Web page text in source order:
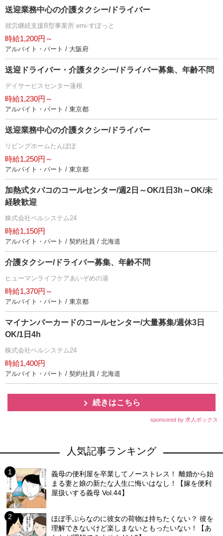
送迎業務中心の介護タクシー/ドライバー
就労継続支援B型事業所 emi-すぽっと
時給1,200円～
アルバイト・パート / 大阪府
送迎ドライバー・介護タクシー/ドライバー募集、年齢不問
デイサービスセンター蓮根
時給1,230円～
アルバイト・パート / 東京都
送迎業務中心の介護タクシー/ドライバー
リビングホームたんぽぽ
時給1,250円～
アルバイト・パート / 東京都
加熱式タバコのコールセンター/週2日～OK/1日3h～OK/未
経験歓迎
株式会社ベルシステム24
時給1,150円
アルバイト・パート / 契約社員 / 北海道
介護タクシー/ドライバー募集、年齢不問
ヒューマンライフケアあいぞめの湯
時給1,370円～
アルバイト・パート / 東京都
マイナンバーカードのコールセンター/大量募集/週休3日
OK/1日4h
株式会社ベルシステム24
時給1,400円
アルバイト・パート / 契約社員 / 北海道
続きはこちら
sponsored by 求人ボックス
人気記事ランキング
義母の便利屋を卒業してノーストレス！ 離婚から始
まる妻と娘の新たな人生に悔いはなし！【嫁を便利
屋扱いする義母 Vol.44】
ほぼ手ぶらなのに彼女の荷物は持ちたくない？ 彼を
理解できないけど楽しまないともったいない！【あ